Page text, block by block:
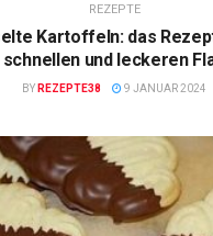
REZEPTE
Kartoffeln: das
schnellen und leckeren
BY REZEPTE38 9 JANUAR 2024